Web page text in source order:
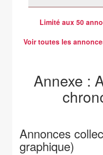
Limité aux 50
Voir toutes les
Annexe :
Annonces
graphique)